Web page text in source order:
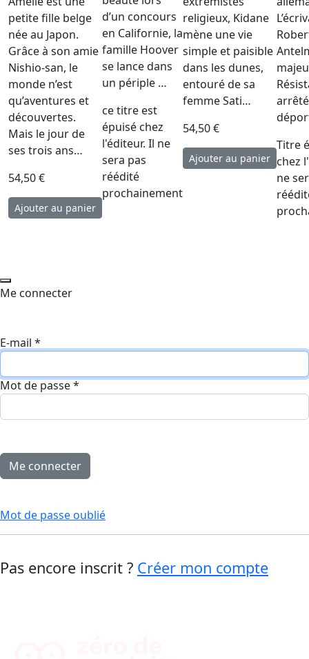
petite fille belge
née au Japon.
Grâce à son amie
Nishio-san, le
monde n’est
qu’aventures et
découvertes.
Mais le jour de
ses trois ans…
54,50 €
d’un concours
en Californie, la
famille Hoover
se lance dans
un périple …
ce titre est
épuisé chez
l'éditeur. Il ne
sera pas
réédité
prochainement
religieux, Kidane
mène une vie
simple et paisible
dans les dunes,
entouré de sa
femme Sati…
54,50 €
Titre
chez
ne
Me connecter
E-mail *
Mot de passe*
Mot de passe oublié
Pas encore inscrit ? Créer mon compte